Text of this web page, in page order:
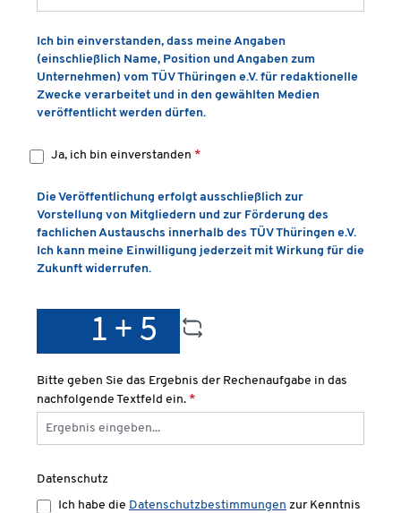
Ich bin einverstanden, dass meine Angaben
(einschließlich Name, Position und Angaben zum
Unternehmen) vom TÜV Thüringen e.V. für redaktionelle
Zwecke verarbeitet und in den gewählten Medien
veröffentlicht werden dürfen.
Ja, ich bin einverstanden *
Die Veröffentlichung erfolgt ausschließlich zur
Vorstellung von Mitgliedern und zur Förderung des
fachlichen Austauschs innerhalb des TÜV Thüringen e.V.
Ich kann meine Einwilligung jederzeit mit Wirkung für die
Zukunft widerrufen.
Bitte geben Sie das Ergebnis der Rechenaufgabe in das
nachfolgende Textfeld ein. *
Datenschutz
Ich habe die Datenschutzbestimmungen zur Kenntnis